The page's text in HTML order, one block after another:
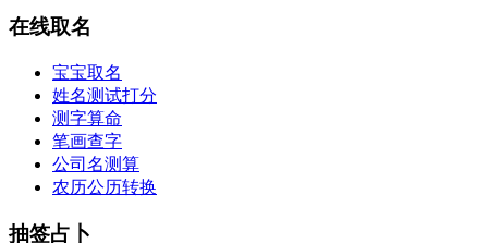
在线取名
宝宝取名
姓名测试打分
测字算命
笔画查字
公司名测算
农历公历转换
抽签占卜